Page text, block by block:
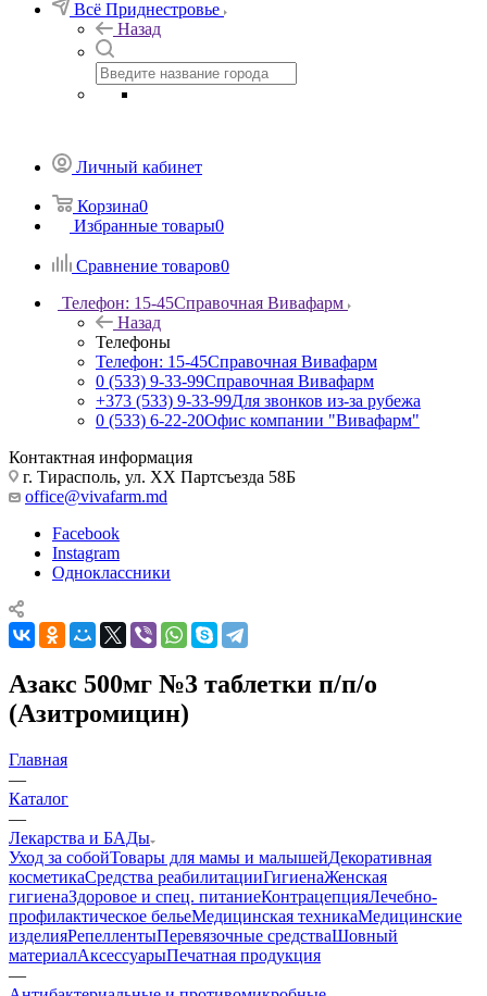
Всё Приднестровье
Назад
Личный кабинет
Корзина0
Избранные товары0
Сравнение товаров0
Телефон: 15-45Справочная Вивафарм
Назад
Телефоны
Телефон: 15-45Справочная Вивафарм
0 (533) 9-33-99Справочная Вивафарм
+373 (533) 9-33-99Для звонков из-за рубежа
0 (533) 6-22-20Офис компании "Вивафарм"
Контактная информация
г. Тирасполь, ул. ХХ Партсъезда 58Б
office@vivafarm.md
Facebook
Instagram
Одноклассники
Азакс 500мг №3 таблетки п/п/о
(Азитромицин)
Главная
—
Каталог
—
Лекарства и БАДы
Уход за собойТовары для мамы и малышейДекоративная
косметикаСредства реабилитацииГигиенаЖенская
гигиенаЗдоровое и спец. питаниеКонтрацепцияЛечебно-
профилактическое бельеМедицинская техникаМедицинские
изделияРепеллентыПеревязочные средстваШовный
материалАксессуарыПечатная продукция
—